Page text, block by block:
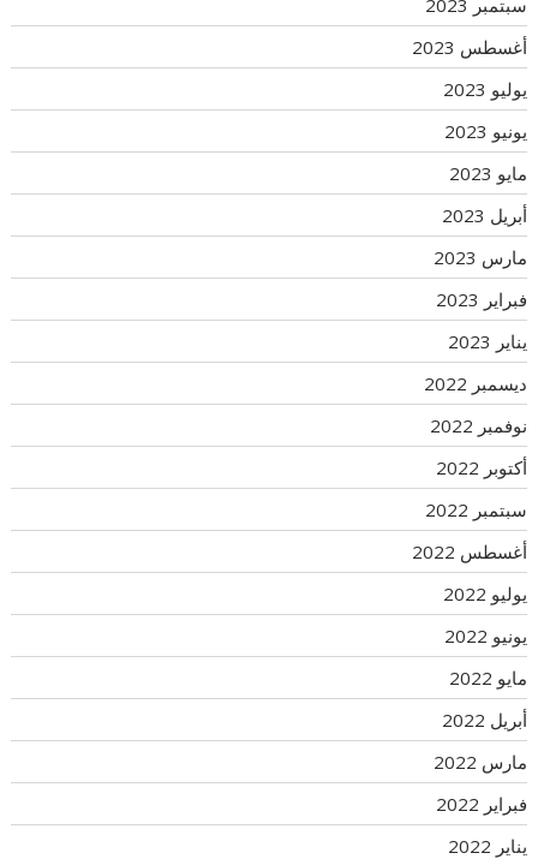
سبتمبر 2023
أغسطس 2023
يوليو 2023
يونيو 2023
مايو 2023
أبريل 2023
مارس 2023
فبراير 2023
يناير 2023
ديسمبر 2022
نوفمبر 2022
أكتوبر 2022
سبتمبر 2022
أغسطس 2022
يوليو 2022
يونيو 2022
مايو 2022
أبريل 2022
مارس 2022
فبراير 2022
يناير 2022